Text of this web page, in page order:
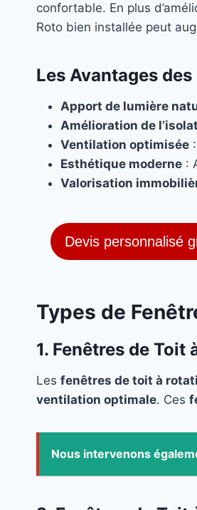
confortable. En plus
Roto bien installée peut
Les Avantages
Apport de lumière
Amélioration de
Ventilation optimisée
Esthétique moderne :
Valorisation
Devis personnalisé
Types de
1. Fenêtres de Toit
Les fenêtres de toit à
ventilation optimale. Ces
Nous intervenons